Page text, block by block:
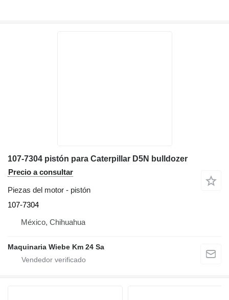
107-7304 pistón para Caterpillar D5N bulldozer
Precio a consultar
Piezas del motor - pistón
107-7304
México, Chihuahua
Maquinaria Wiebe Km 24 Sa